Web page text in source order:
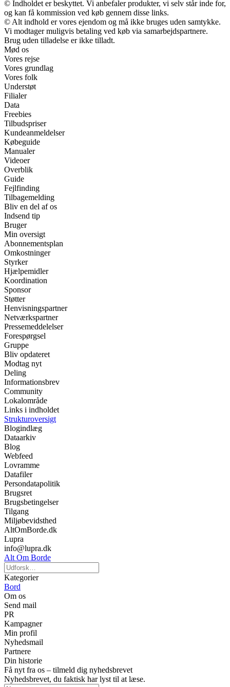
© Indholdet er beskyttet. Vi anbefaler produkter, vi selv står inde for,
og kan få kommission ved køb gennem disse links.
© Alt indhold er vores ejendom og må ikke bruges uden samtykke.
Vi modtager muligvis betaling ved køb via samarbejdspartnere.
Brug uden tilladelse er ikke tilladt.
Mød os
Vores rejse
Vores grundlag
Vores folk
Understøt
Filialer
Data
Freebies
Tilbudspriser
Kundeanmeldelser
Købeguide
Manualer
Videoer
Overblik
Guide
Fejlfinding
Tilbagemelding
Bliv en del af os
Indsend tip
Bruger
Min oversigt
Abonnementsplan
Omkostninger
Styrker
Hjælpemidler
Koordination
Sponsor
Støtter
Henvisningspartner
Netværkspartner
Pressemeddelelser
Forespørgsel
Gruppe
Bliv opdateret
Modtag nyt
Deling
Informationsbrev
Community
Lokalområde
Links i indholdet
Strukturoversigt
Blogindlæg
Dataarkiv
Blog
Webfeed
Lovramme
Datafiler
Persondatapolitik
Brugsret
Brugsbetingelser
Tilgang
Miljøbevidsthed
AltOmBorde.dk
Lupra
info@lupra.dk
Alt Om Borde
Kategorier
Bord
Om os
Send mail
PR
Kampagner
Min profil
Nyhedsmail
Partnere
Din historie
Få nyt fra os – tilmeld dig nyhedsbrevet
Nyhedsbrevet, du faktisk har lyst til at læse.